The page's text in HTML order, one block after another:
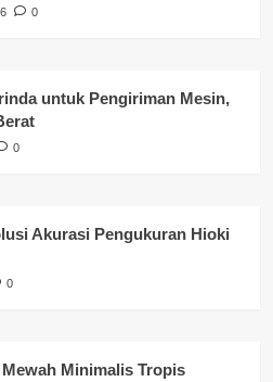
Banyuasin
0
untuk Pengiriman Mesin,
0
Akurasi Pengukuran Hioki
0
Minimalis Tropis